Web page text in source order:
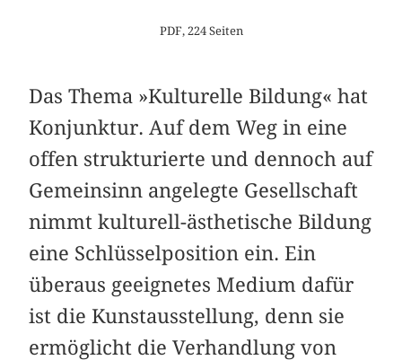
PDF, 224 Seiten
Das Thema »Kulturelle Bildung« hat
Konjunktur. Auf dem Weg in eine
offen strukturierte und dennoch auf
Gemeinsinn angelegte Gesellschaft
nimmt kulturell-ästhetische Bildung
eine Schlüsselposition ein. Ein
überaus geeignetes Medium dafür
ist die Kunstausstellung, denn sie
ermöglicht die Verhandlung von